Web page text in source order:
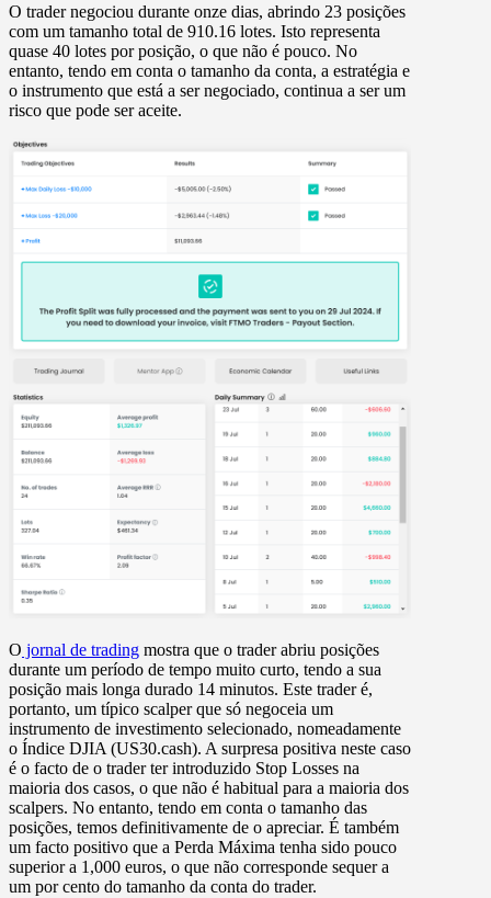
O trader negociou durante onze dias, abrindo 23 posições
com um tamanho total de 910.16 lotes. Isto representa
quase 40 lotes por posição, o que não é pouco. No
entanto, tendo em conta o tamanho da conta, a estratégia e
o instrumento que está a ser negociado, continua a ser um
risco que pode ser aceite.
O jornal de trading mostra que o trader abriu posições
durante um período de tempo muito curto, tendo a sua
posição mais longa durado 14 minutos. Este trader é,
portanto, um típico scalper que só negoceia um
instrumento de investimento selecionado, nomeadamente
o Índice DJIA (US30.cash). A surpresa positiva neste caso
é o facto de o trader ter introduzido Stop Losses na
maioria dos casos, o que não é habitual para a maioria dos
scalpers. No entanto, tendo em conta o tamanho das
posições, temos definitivamente de o apreciar. É também
um facto positivo que a Perda Máxima tenha sido pouco
superior a 1,000 euros, o que não corresponde sequer a
um por cento do tamanho da conta do trader.